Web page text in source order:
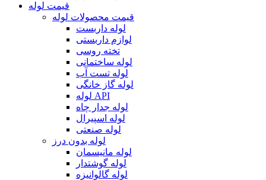
قیمت لوله
قیمت محصولات لوله
لوله داربست
لوازم داربستی
تخته روسی
لوله ساختمانی
لوله تست آب
لوله گاز خانگی
لوله API
لوله جدار چاه
لوله اسپیرال
لوله صنعتی
لوله بدون درز
لوله مانیسمان
لوله گوشتدار
لوله گالوانیزه